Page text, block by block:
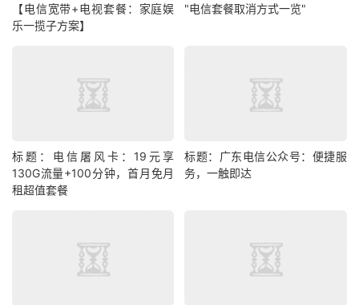
【电信宽带+电视套餐：家庭娱
乐一揽子方案】
"电信套餐取消方式一览"
标题：电信屠风卡：19元享
130G流量+100分钟，首月免月
租超值套餐
标题：广东电信公众号：便捷服
务，一触即达